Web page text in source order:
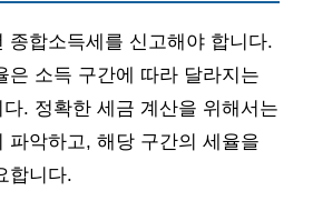
종합소득세를 신고해야 합니다.
은 소득 구간에 따라 달라지는
. 정확한 세금 계산을 위해서는
파악하고, 해당 구간의 세율을
합니다.